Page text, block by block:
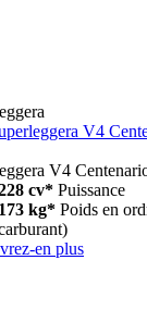
V4
V4
cv* Puissance
173 kg* Poids en
en plus